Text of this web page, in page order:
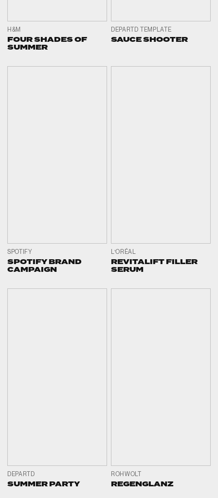
H&M
FOUR SHADES OF
SUMMER
DEPARTD TEMPLATE
SAUCE SHOOTER
SPOTIFY
SPOTIFY BRAND
CAMPAIGN
L’ORÉAL
REVITALIFT FILLER
SERUM
DEPARTD
SUMMER PARTY
ROHWOLT
REGENGLANZ